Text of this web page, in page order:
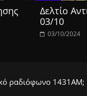
Δελτίο
03/10
03/10/2024
ραδιόφωνο 1431ΑΜ;